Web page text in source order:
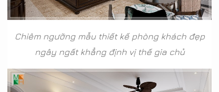
Chiêm ngưỡng mẫu thiết kế phòng khách đẹp
ngây ngất khẳng định vị thế gia chủ